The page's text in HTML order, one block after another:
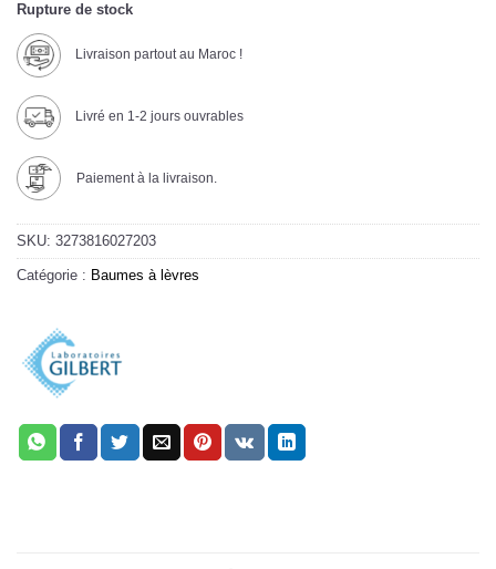
Rupture de stock
Livraison partout au Maroc !
Livré en 1-2 jours ouvrables
Paiement à la livraison.
SKU: 3273816027203
Catégorie : Baumes à lèvres